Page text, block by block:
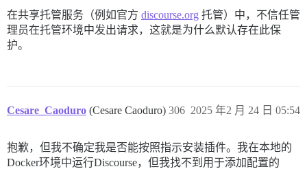
在共享托管服务（例如官方 discourse.org 托管）中，不信任管
理员在托管环境中发出请求，这就是为什么默认存在此保
护。
Cesare_Caoduro (Cesare Caoduro) 2025 年2 月 24 日 05:54
306
抱歉，但我不确定我是否能按照指示安装插件。我在本地的
Docker环境中运行Discourse，但我找不到用于添加配置的